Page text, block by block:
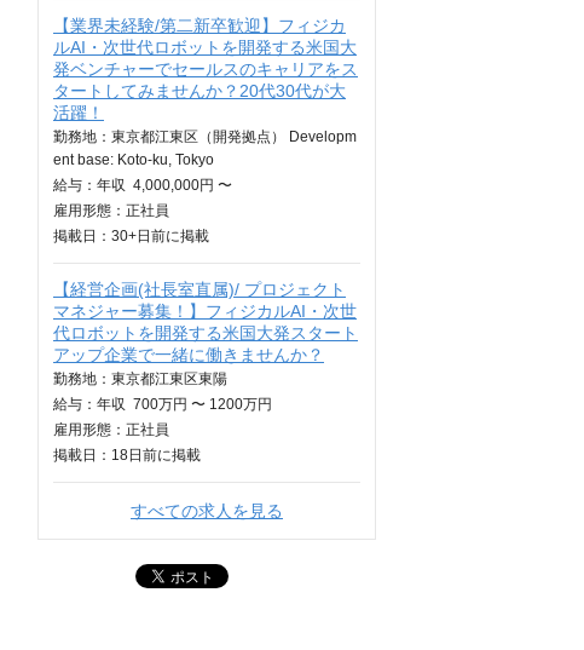
【業界未経験/第二新卒歓迎】フィジカ
ルAI・次世代ロボットを開発する米国大
発ベンチャーでセールスのキャリアをス
タートしてみませんか？20代30代が大
活躍！
勤務地：東京都江東区（開発拠点） Developm
ent base: Koto-ku, Tokyo
給与： 年収 4,000,000円 〜
雇用形態：正社員
掲載日： 30+日 前に掲載
【経営企画(社長室直属)/ プロジェクト
マネジャー募集！】フィジカルAI・次世
代ロボットを開発する米国大発スタート
アップ企業で一緒に働きませんか？
勤務地：東京都江東区東陽
給与： 年収 700万円 〜 1200万円
雇用形態：正社員
掲載日： 18日 前に掲載
すべての求人を見る